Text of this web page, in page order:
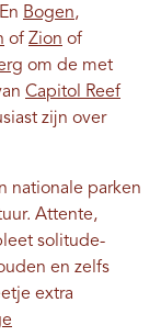
En Bogen,
of Zion of
om de met
Capitol Reef
zijn over
nationale parken
Attente,
solitude-
en zelfs
extra